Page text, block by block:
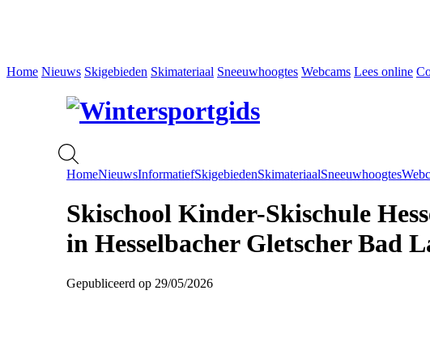
Home Nieuws Skigebieden Skimateriaal Sneeuwhoogtes Webcams Lees online
HomeNieuwsInformatiefSkigebiedenSkimateriaalSneeuwhoogtes
Skischool Kinder-Skischule
in Hesselbacher Gletscher Bad
Gepubliceerd op 29/05/2026